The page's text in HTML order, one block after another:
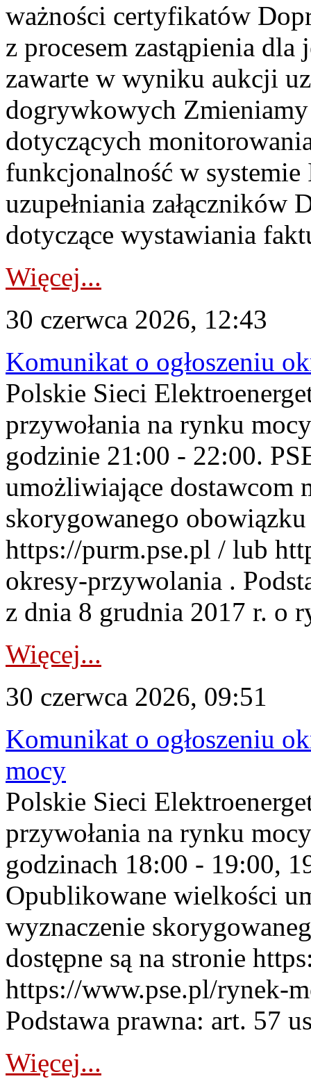
ważności certyfikatów
z procesem zastąpienia
zawarte w wyniku aukcji
dogrywkowych Zmieniamy
dotyczących
funkcjonalność w
uzupełniania załączników
dotyczące wystawiania
Więcej...
30 czerwca 2026, 12:43
Komunikat o ogłoszeniu
Polskie Sieci
przywołania na rynku
godzinie 21:00 - 22:00.
umożliwiające dostawcom
skorygowanego
https://purm.pse.pl / lub
okresy-przywolania .
z dnia 8 grudnia 2017 r. o
Więcej...
30 czerwca 2026, 09:51
Komunikat o ogłoszeniu
mocy
Polskie Sieci
przywołania na rynku
godzinach 18:00 - 19:00,
Opublikowane wielkości
wyznaczenie
dostępne są na stronie
https://www.pse.pl/rynek-
Podstawa prawna: art. 57
Więcej...